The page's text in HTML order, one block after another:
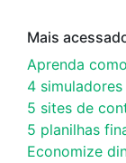
Mais
Aprenda
4
5 sites de
5 planilhas
Economize